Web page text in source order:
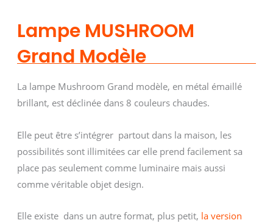
Lampe MUSHROOM
Grand Modèle
La lampe Mushroom Grand modèle, en métal émaillé
brillant, est déclinée dans 8 couleurs chaudes.
Elle peut être s’intégrer partout dans la maison, les
possibilités sont illimitées car elle prend facilement sa
place pas seulement comme luminaire mais aussi
comme véritable objet design.
Elle existe dans un autre format, plus petit, la version